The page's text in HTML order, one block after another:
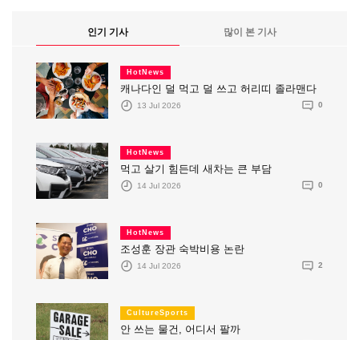
인기 기사 많이 본 기사
HotNews
캐나다인 덜 먹고 덜 쓰고 허리띠 졸라맨다
13 Jul 2026 0
HotNews
먹고 살기 힘든데 새차는 큰 부담
14 Jul 2026 0
HotNews
조성훈 장관 숙박비용 논란
14 Jul 2026 2
CultureSports
안 쓰는 물건, 어디서 팔까